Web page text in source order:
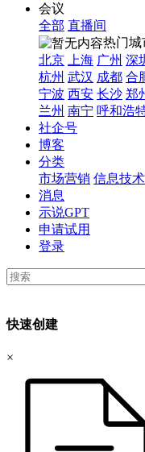
会议
全部 直播间
热门城
北京
上海 广州 深
杭州 武汉 成都 合
宁波 西安 长沙 郑
兰州 南宁 呼和浩
社企号
博客
分类
市场营销 信息技术
消息
示说GPT
申请试用
登录
快速创建
×